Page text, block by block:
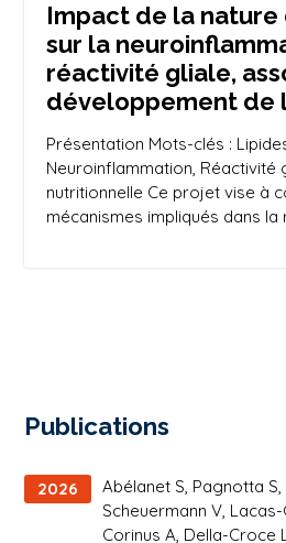
Impact de la nature
sur la
réactivité gliale,
développement de
Présentation Mots-clés :
Neuroinflammation, Réactivité
nutritionnelle Ce projet vise à
mécanismes impliqués dans
Publications
2026
Abélanet S, Pagnotta
Scheuermann V,
Corinus A, Della-Croce